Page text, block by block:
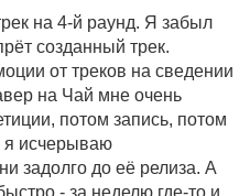
на 4-й раунд. Я забыл
созданный трек.
от треков на сведении
на Чай мне очень
потом запись, потом
я исчерываю
задолго до её релиза. А
- за неделю где-то и